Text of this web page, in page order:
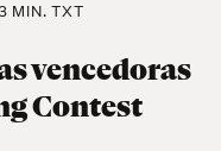
MIN. TXT
vencedoras
Contest